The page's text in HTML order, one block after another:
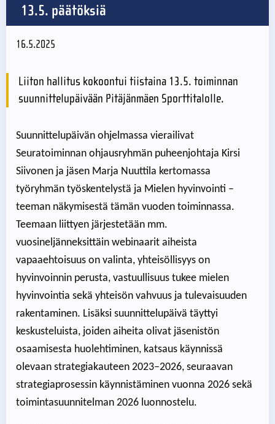
13.5. päätöksiä
16.5.2025
Liiton hallitus kokoontui tiistaina 13.5. toiminnan
suunnittelupäivään Pitäjänmäen Sporttitalolle.
Suunnittelupäivän ohjelmassa vierailivat
Seuratoiminnan ohjausryhmän puheenjohtaja Kirsi
Siivonen ja jäsen Marja Nuuttila kertomassa
työryhmän työskentelystä ja Mielen hyvinvointi –
teeman näkymisestä tämän vuoden toiminnassa.
Teemaan liittyen järjestetään mm.
vuosineljänneksittäin webinaarit aiheista
vapaaehtoisuus on valinta, yhteisöllisyys on
hyvinvoinnin perusta, vastuullisuus tukee mielen
hyvinvointia sekä yhteisön vahvuus ja tulevaisuuden
rakentaminen. Lisäksi suunnittelupäivä täyttyi
keskusteluista, joiden aiheita olivat jäsenistön
osaamisesta huolehtiminen, katsaus käynnissä
olevaan strategiakauteen 2023–2026, seuraavan
strategiaprosessin käynnistäminen vuonna 2026 sekä
toimintasuunnitelman 2026 luonnostelu.